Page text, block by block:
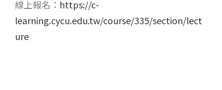
線上報名： https://c-
learning.cycu.edu.tw/course/335/section/lect
ure